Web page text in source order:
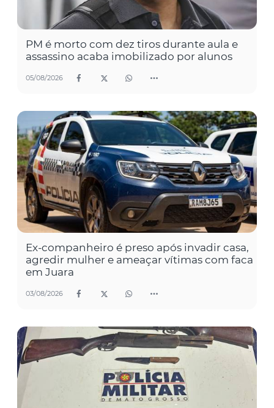
PM é morto com dez tiros durante aula e
assassino acaba imobilizado por alunos
05/08/2026
Ex-companheiro é preso após invadir casa,
agredir mulher e ameaçar vítimas com faca
em Juara
03/08/2026